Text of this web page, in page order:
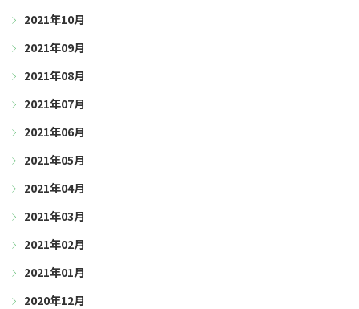
2021年10月
2021年09月
2021年08月
2021年07月
2021年06月
2021年05月
2021年04月
2021年03月
2021年02月
2021年01月
2020年12月